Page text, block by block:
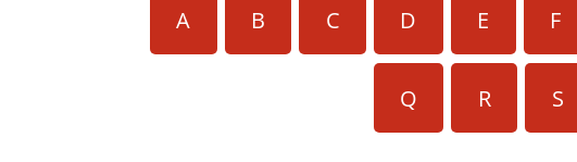
A
B C D E F
Q R S